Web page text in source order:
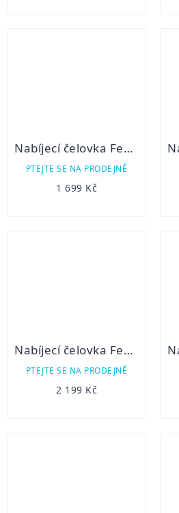
Nabíjecí čelovka Fenix HM51R Ruby
PTEJTE SE NA PRODEJNĚ
1 699 Kč
Nabíjecí čelovka Fenix HM60R
PTEJTE SE NA PRODEJNĚ
2 199 Kč